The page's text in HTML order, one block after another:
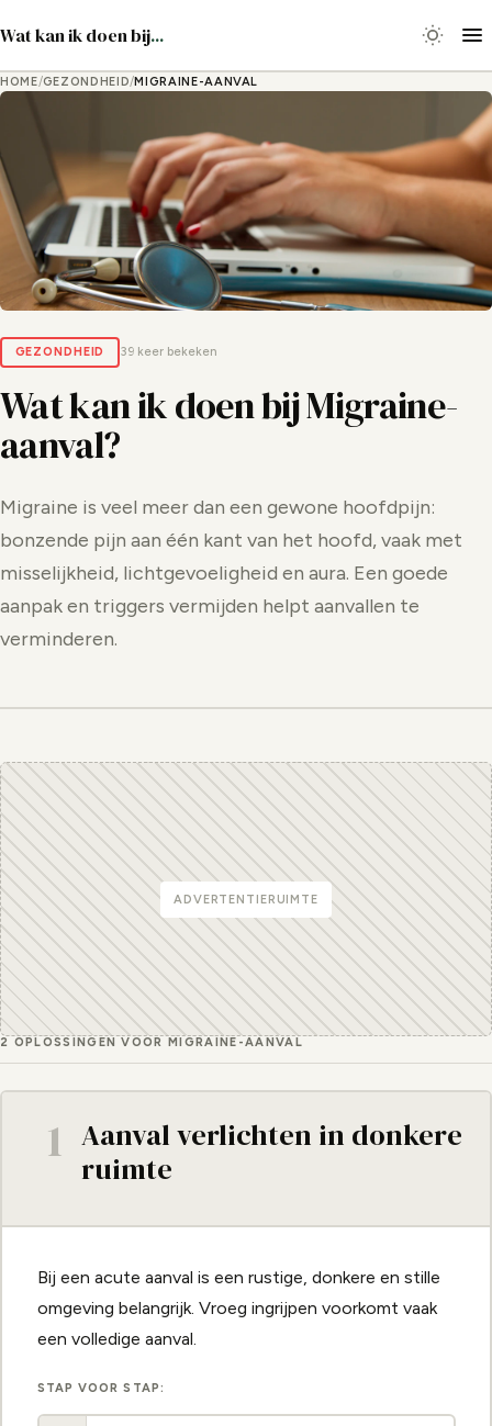
Wat kan ik doen bij...
HOME/GEZONDHEID/MIGRAINE-AANVAL
GEZONDHEID 39 keer bekeken
Wat kan ik doen bij Migraine-
aanval?
Migraine is veel meer dan een gewone hoofdpijn:
bonzende pijn aan één kant van het hoofd, vaak met
misselijkheid, lichtgevoeligheid en aura. Een goede
aanpak en triggers vermijden helpt aanvallen te
verminderen.
ADVERTENTIERUIMTE
2 OPLOSSINGEN VOOR MIGRAINE-AANVAL
1 Aanval verlichten in donkere
ruimte
Bij een acute aanval is een rustige, donkere en stille
omgeving belangrijk. Vroeg ingrijpen voorkomt vaak
een volledige aanval.
STAP VOOR STAP: